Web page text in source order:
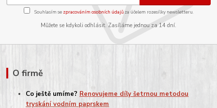
Souhlasím se zpracováním osobních údajůza účelem rozesílky newsletteru.
Můžete se kdykoli odhlásit. Zasíláme jednou za 14 dní.
O firmě
Co ještě umíme? Renovujeme díly šetrnou metodou
tryskání vodním paprskem